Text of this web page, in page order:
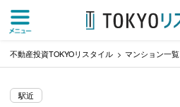
不動産投資TOKYOリスタイル マンション一覧
駅近